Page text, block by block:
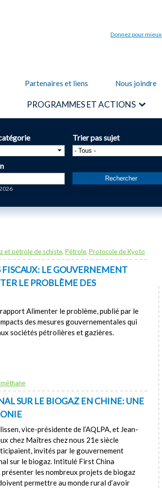
Donnez pour
Partenaires et liens Nous joindre
PROGRAMMES ET ACTIONS
Trier pas sujet
et pétrole de schiste, Pétrole, Protocole de Kyoto
LE GOUVERNEMENT
LE PROBLÈME DES
Alimenter le problème, publié par le
des mesures gouvernementales qui
sociétés pétrolières et gazières.
SUR LE BIOGAZ EN CHINE: UNE
vice-présidente de l’AQLPA, et Jean-
chez Maîtres chez nous 21e siècle
invités par le gouvernement
sur le biogaz. Intitulé First China
les nombreux projets de biogaz
permettre au monde rural d’avoir